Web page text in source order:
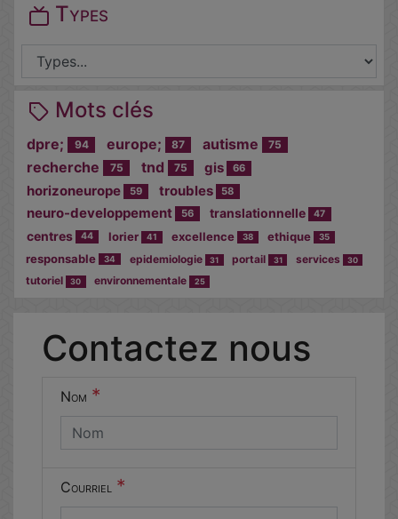
Contactez nous
Nom *
Courriel *
cette case
si vous êtes
un humain
(obligatoire)
Types
Mots clés
dpre; 94 europe; 87 autisme 75
recherche 75 tnd 75 gis 66
horizoneurope 59 troubles 58
neuro-developpement 56 translationnelle 47
centres 44 lorier 41 excellence 38 ethique 35
responsable 34 epidemiologie 31 portail 31 services 30
tutoriel 30 environnementale 25